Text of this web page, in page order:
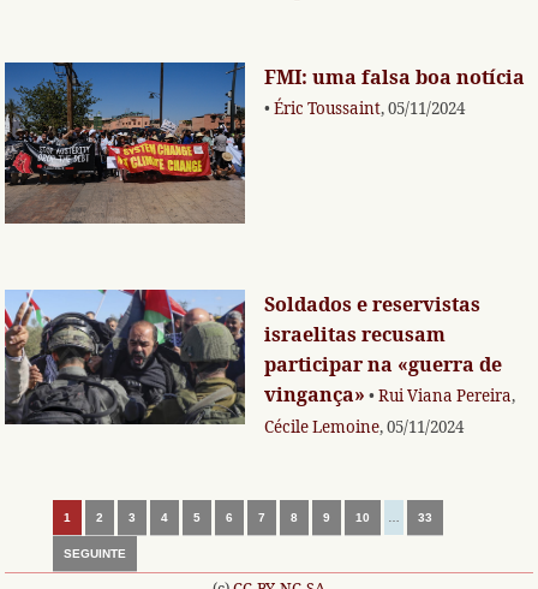
FMI: uma falsa boa notícia
• Éric Toussaint, 05/11/2024
Soldados e reservistas
israelitas recusam
participar na «guerra de
vingança» • Rui Viana Pereira,
Cécile Lemoine, 05/11/2024
1 2 3 4 5 6 7 8 9 10 33
SEGUINTE